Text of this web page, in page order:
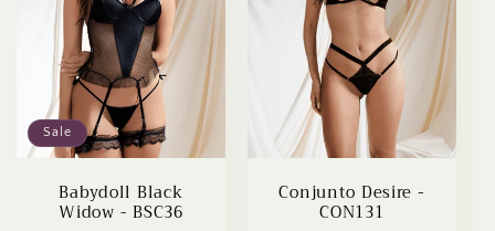
Sale
Babydoll Black
Widow - BSC36
Conjunto Desire -
CON131